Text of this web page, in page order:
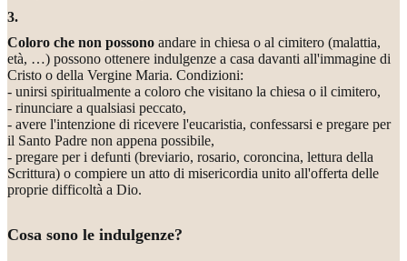
3.
Coloro che non possono andare in chiesa o al cimitero (malattia,
età, …) possono ottenere indulgenze a casa davanti all'immagine di
Cristo o della Vergine Maria. Condizioni:
- unirsi spiritualmente a coloro che visitano la chiesa o il cimitero,
- rinunciare a qualsiasi peccato,
- avere l'intenzione di ricevere l'eucaristia, confessarsi e pregare per
il Santo Padre non appena possibile,
- pregare per i defunti (breviario, rosario, coroncina, lettura della
Scrittura) o compiere un atto di misericordia unito all'offerta delle
proprie difficoltà a Dio.
Cosa sono le indulgenze?